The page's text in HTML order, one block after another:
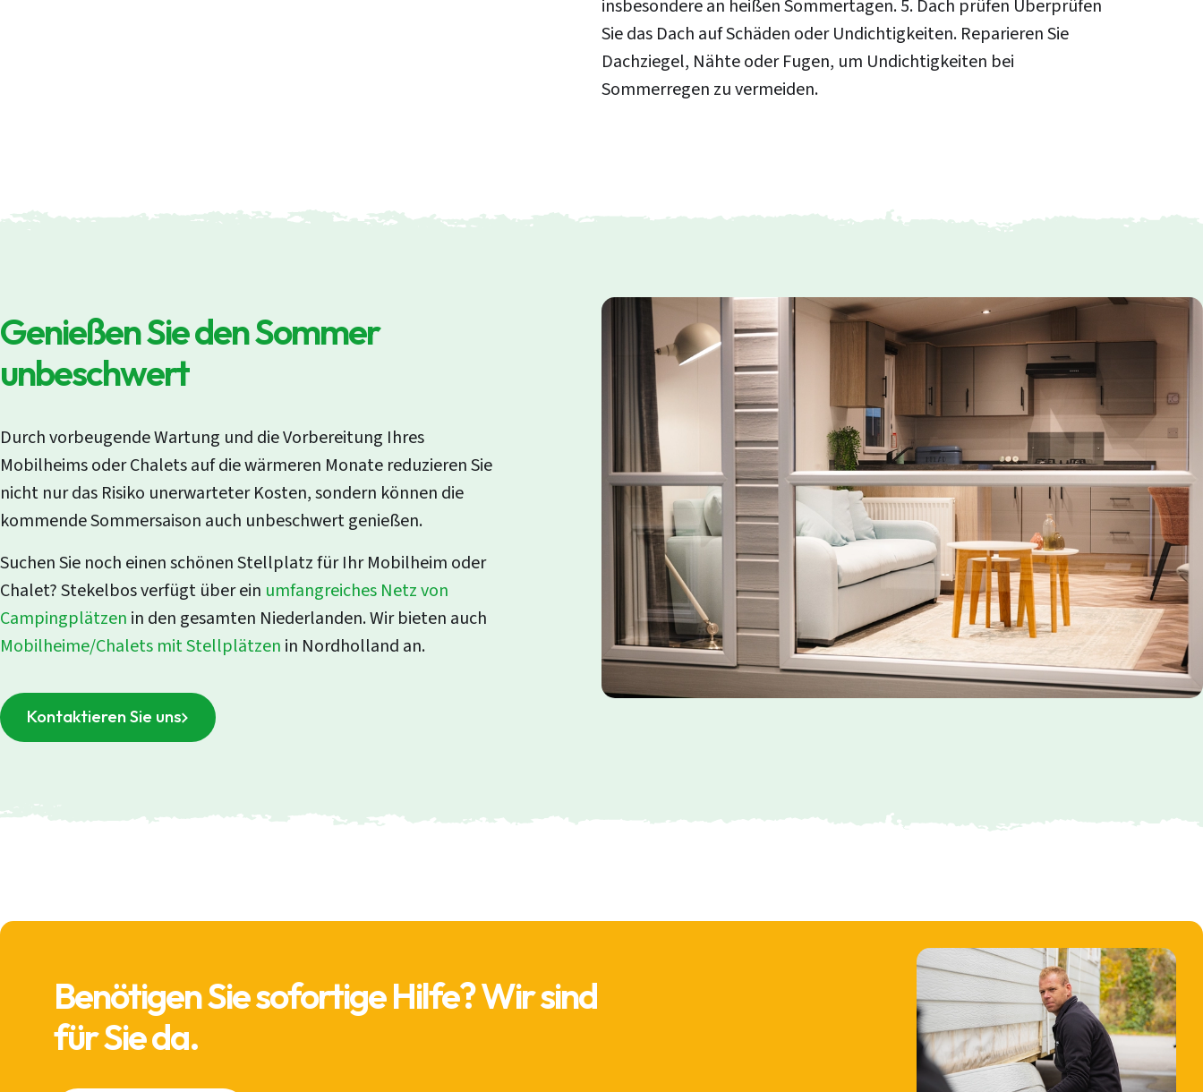
insbesondere an heißen Sommertagen. 5. Dach prüfen Überprüfen
Sie das Dach auf Schäden oder Undichtigkeiten. Reparieren Sie
Dachziegel, Nähte oder Fugen, um Undichtigkeiten bei
Sommerregen zu vermeiden.
Genießen Sie den Sommer
unbeschwert
Durch vorbeugende Wartung und die Vorbereitung Ihres
Mobilheims oder Chalets auf die wärmeren Monate reduzieren Sie
nicht nur das Risiko unerwarteter Kosten, sondern können die
kommende Sommersaison auch unbeschwert genießen.
Suchen Sie noch einen schönen Stellplatz für Ihr Mobilheim oder
Chalet? Stekelbos verfügt über ein umfangreiches Netz von
Campingplätzen in den gesamten Niederlanden. Wir bieten auch
Mobilheime/Chalets mit Stellplätzen in Nordholland an.
Kontaktieren Sie uns
Benötigen Sie sofortige Hilfe? Wir sind
für Sie da.
Ein Konto erstellen